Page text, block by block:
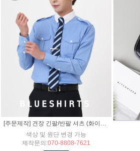
[주문제작] 견장 긴팔/반팔 셔츠 (화이트카라)
색상 및 원단 변경 가능
제작문의:070-8808-7621